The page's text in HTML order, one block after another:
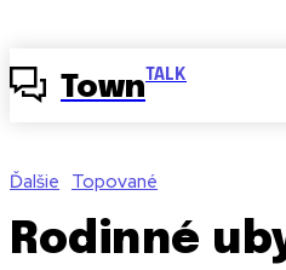
Town TALK
Ďalšie Topované
Rodinné